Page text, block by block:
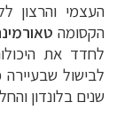
העצמי והרצון
הקסומה
לחדד את
לבישול
שנים בלונדון